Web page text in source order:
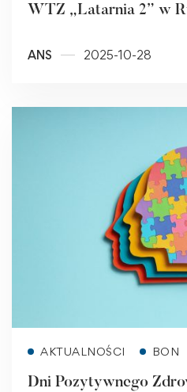
WTZ „Latarnia 2” w
ANS 2025-10-28
AKTUALNOŚCI BON
Dni Pozytywnego